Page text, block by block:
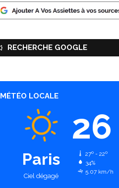
RECHERCHE GOOGLE
MÉTÉO LOCALE
Paris
Ciel dégagé
26
27º - 22º
34%
5.07 km/h